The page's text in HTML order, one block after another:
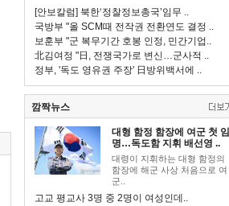
[안보칼럼] 북한‘정찰정보총국’임무 ..
국방부 "올 SCM때 전작권 전환연도 결정 ..
보훈부 "군 복무기간 호봉 인정, 민간기업..
北김여정 "日, 전쟁국가로 변신…군사적 ..
정부, '독도 영유권 주장' 日방위백서에 ..
깜짝뉴스
대형 함정 함장에 여군 첫 임
명…독도함 지휘 배선영 ..
대령이 지휘하는 대형 함정의
함장에 해군 사상 처음으로 여
군..
고교 평교사 3명 중 2명이 여성인데..